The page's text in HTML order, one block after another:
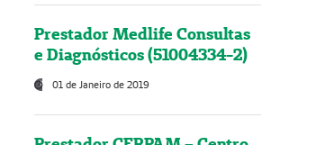
Prestador Medlife Consultas
e Diagnósticos (51004334-2)
01 de Janeiro de 2019